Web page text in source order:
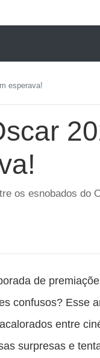
esperava!
os esnobados do
de
confusos? Esse
entre
surpresas e